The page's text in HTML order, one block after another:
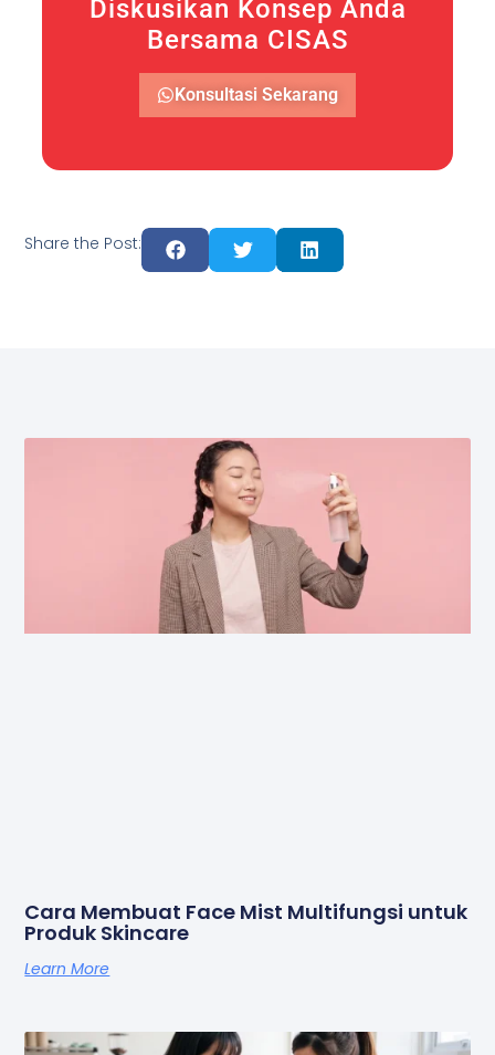
Diskusikan Konsep Anda
Bersama CISAS
Konsultasi Sekarang
Share the Post:
Cara Membuat Face Mist Multifungsi untuk
Produk Skincare
Learn More